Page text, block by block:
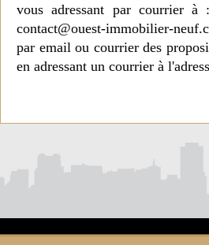
vous adressant par courrier
contact@ouest-immobilier-
par email ou courrier des
en adressant un courrier à